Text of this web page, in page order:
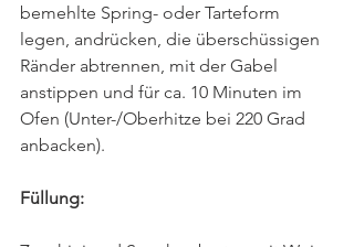
bemehlte Spring- oder Tarteform
legen, andrücken, die überschüssigen
Ränder abtrennen, mit der Gabel
anstippen und für ca. 10 Minuten im
Ofen (Unter-/Oberhitze bei 220 Grad
anbacken).
Füllung: